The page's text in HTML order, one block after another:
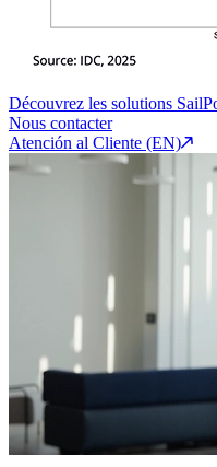
Découvrez les solutions
Nous contacter
Atención al Cliente (EN)